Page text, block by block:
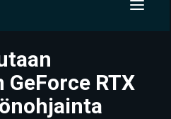
RTX